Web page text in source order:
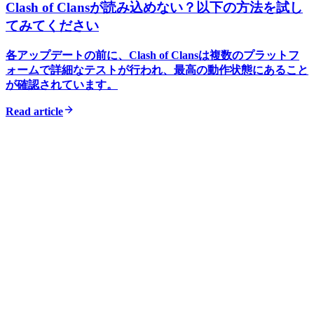
Clash of Clansが読み込めない？以下の方法を試し
てみてください
各アップデートの前に、Clash of Clansは複数のプラットフ
ォームで詳細なテストが行われ、最高の動作状態にあること
が確認されています。
Read article